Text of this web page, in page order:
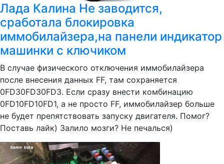
Лада Калина Не заводится,
сработала блокировка
иммобилайзера,на панели индикатор
машинки с ключиком
В случае физического отключения иммобилайзера
после внесения данных FF, там сохраняется
0FD30FD30FD3. Если сразу внести комбинацию
0FD10FD10FD1, а не просто FF, иммобилайзер больше
не будет препятствовать запуску двигателя. Помог?
Поставь лайк) Залило мозги? Не печалься)